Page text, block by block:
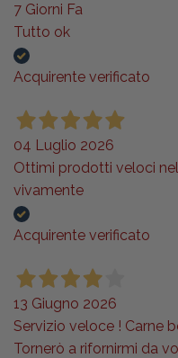
7 Giorni Fa
Tutto ok
Acquirente verificato
04 Luglio 2026
Ottimi prodotti veloci
vivamente
Acquirente verificato
13 Giugno 2026
Servizio veloce ! Carne
Tornerò a rifornirmi da